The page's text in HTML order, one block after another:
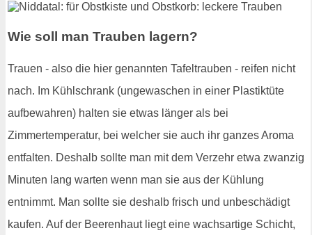
Wie soll man Trauben lagern?
Trauen - also die hier genannten Tafeltrauben - reifen nicht
nach. Im Kühlschrank (ungewaschen in einer Plastiktüte
aufbewahren) halten sie etwas länger als bei
Zimmertemperatur, bei welcher sie auch ihr ganzes Aroma
entfalten. Deshalb sollte man mit dem Verzehr etwa zwanzig
Minuten lang warten wenn man sie aus der Kühlung
entnimmt. Man sollte sie deshalb frisch und unbeschädigt
kaufen. Auf der Beerenhaut liegt eine wachsartige Schicht,